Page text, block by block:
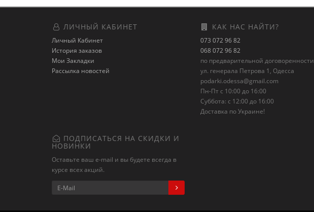
ЛИЧНЫЙ КАБИНЕТ
Личный Кабинет
История заказов
Мои Закладки
Рассылка новостей
КАК НАС НАЙТИ?
073 072 96 82
068 072 96 82
по предварительной договоренности
ул. генерала Петрова 1, Одесса
podarki.odessa@gmail.com
Пн-Пт с 10:00 до 16:00
Суббота: с 12:00 до 16:00
Доставка по Украине!
ПОДПИСАТЬСЯ НА СКИДКИ И
НОВИНКИ
Оставьте ваш e-mail и вы будете всегда в
курсе всех акций.